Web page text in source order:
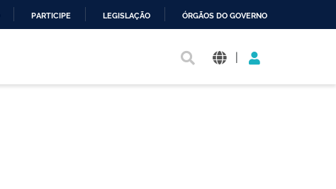
PARTICIPE LEGISLAÇÃO ÓRGÃOS DO GOVERNO
|